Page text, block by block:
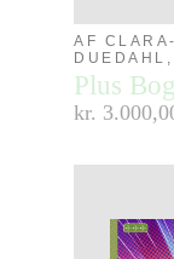
AF
Plus
kr.